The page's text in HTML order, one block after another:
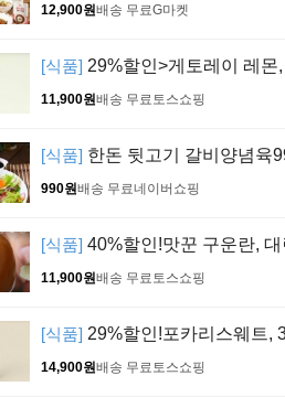
12,900원배송 무료G마켓
[식품] 29%할인>게토레이 레몬
11,900원배송 무료토스쇼핑
[식품] 한돈 뒷고기 갈비양념육
990원배송 무료네이버쇼핑
[식품] 40%할인!맛꾼 구운란, 대
11,900원배송 무료토스쇼핑
[식품] 29%할인!포카리스웨트,
14,900원배송 무료토스쇼핑